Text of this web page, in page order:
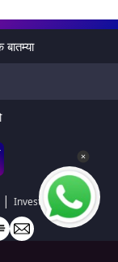
| Investors